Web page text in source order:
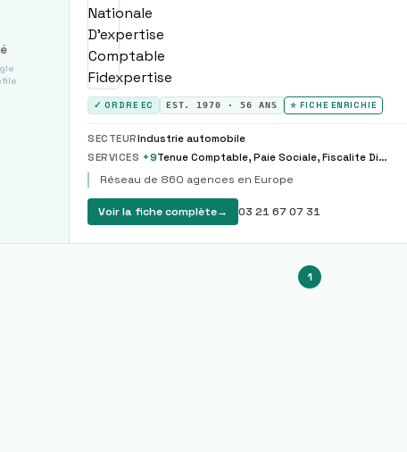
✓ ORDRE EC EST. 1970 · 56 ANS ⭐ FICHE ENRICHIE
SECTEURIndustrie automobile
SERVICES +9 Tenue Comptable, Paie Sociale, Fiscalite Dirigeant
Réseau de 860 agences en Europe
Voir la fiche complète→ 03 21 67 07 31
1